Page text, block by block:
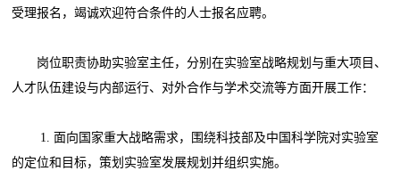
受理报名，竭诚欢迎符合条件的人士报名应聘。
岗位职责协助实验室主任，分别在实验室战略规划与重大项目、
人才队伍建设与内部运行、对外合作与学术交流等方面开展工作：
1. 面向国家重大战略需求，围绕科技部及中国科学院对实验室
的定位和目标，策划实验室发展规划并组织实施。